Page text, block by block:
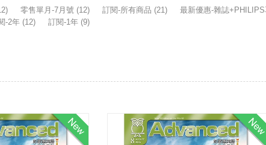
零售單月-7月號 (12) 訂閱-所有商品 (21) 最新優惠-雜誌
-2年 (12) 訂閱-1年 (9)